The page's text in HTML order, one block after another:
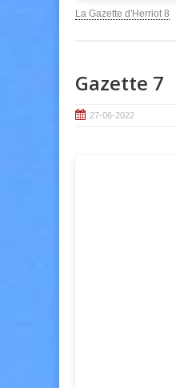
La Gazette d'Herriot 8
Gazette 7
27-06-2022